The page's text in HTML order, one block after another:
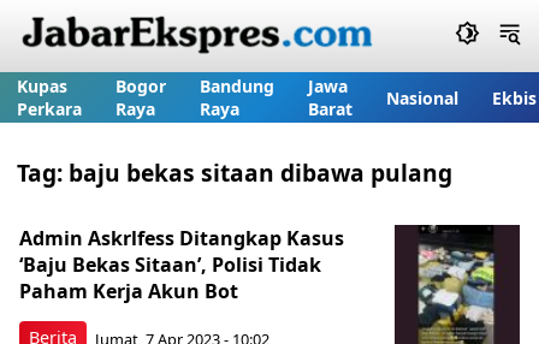
Kupas
Perkara
Bogor
Raya
Bandung
Raya
Jawa
Barat
Nasional Ekbis
Tag: baju bekas sitaan dibawa pulang
Berita
Admin Askrlfess Ditangkap Kasus
‘Baju Bekas Sitaan’, Polisi Tidak
Paham Kerja Akun Bot
Jumat, 7 Apr 2023 - 10:02